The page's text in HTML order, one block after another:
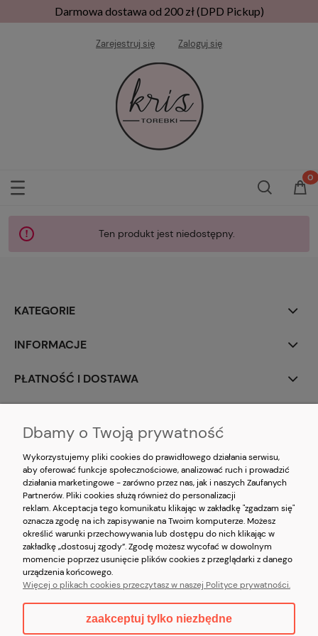
Darmowa dostawa od 200 zł (DPD Pickup)
Zarejestruj się Zaloguj się
Ten produkt jest niedostępny.
KATEGORIE
INFORMACJE
PŁATNOŚĆ I DOSTAWA
Korzystanie z witryny oznacza zgodę na
akceptację Polityki prywatnościorazRegulaminuserwisukristorebki.pl
Dbamy o Twoją prywatność
Wykorzystujemy pliki cookies do prawidłowego działania serwisu,
aby oferować funkcje społecznościowe, analizować ruch i prowadzić
działania marketingowe - zarówno przez nas, jak i naszych Zaufanych
Partnerów. Pliki cookies służą również do personalizacji
reklam. Akceptacja tego komunikatu klikając w zakładkę "zgadzam się"
oznacza zgodę na ich zapisywanie na Twoim komputerze. Możesz
określić warunki przechowywania lub dostępu do nich klikając w
zakładkę „dostosuj zgody”. Zgodę możesz wycofać w dowolnym
momencie poprzez usunięcie plików cookies z przeglądarki z danego
urządzenia końcowego.
Więcej o plikach cookies przeczytasz w naszej Polityce prywatności.
zaakceptuj tylko niezbędne